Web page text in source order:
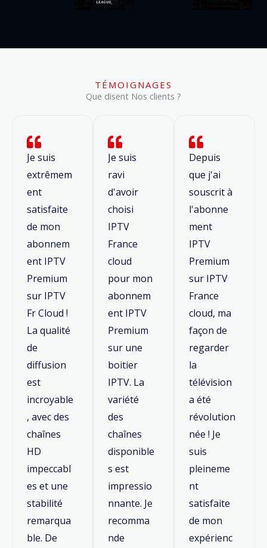
TÉMOIGNAGES
Que disent Nos clients ?
Je suis
extrêmem
ent
satisfaite
de mon
abonnem
ent IPTV
Premium
sur IPTV
Fr Cloud !
La qualité
de
diffusion
est
incroyable
, avec des
chaînes
HD
impeccabl
es et une
stabilité
remarqua
ble. De
Je suis
ravi
d'avoir
choisi
IPTV
France
cloud
pour mon
abonnem
ent IPTV
Premium
sur une
boitier
IPTV. La
variété
des
chaînes
disponible
s est
impressio
nnante. Je
recomma
nde
Depuis
que j'ai
souscrit à
l'abonne
ment
IPTV
Premium
sur IPTV
France
cloud, ma
façon de
regarder
la
télévision
a été
révolution
née ! Je
suis
pleineme
nt
satisfaite
de mon
expérienc